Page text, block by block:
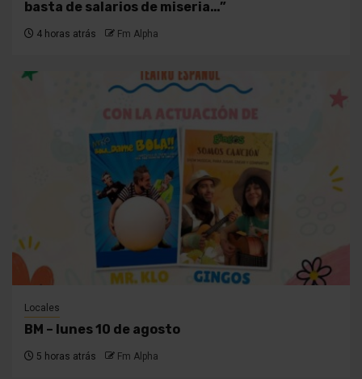
basta de salarios de miseria…”
4 horas atrás Fm Alpha
Locales
BM – lunes 10 de agosto
5 horas atrás Fm Alpha